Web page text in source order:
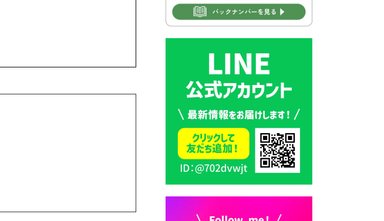
2026年7月30日 豊前市立学校
2026年7月30日 豊前市立学校
紹介≪再編計画の見直しにつ
いて≫
2026年7月29日 豊前市指定ご
み袋販売のお知らせ
2026年7月28日 豊前カラス天
狗みなと祭り（花火大会）開
催決定！
2026年7月28日 令和8年度